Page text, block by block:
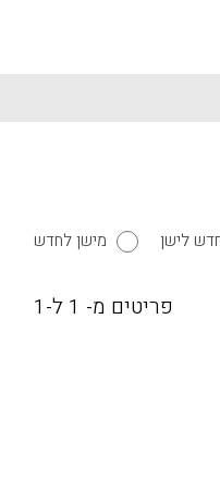
לישן
מישן לחדש
פריטים מ- 1 ל-1